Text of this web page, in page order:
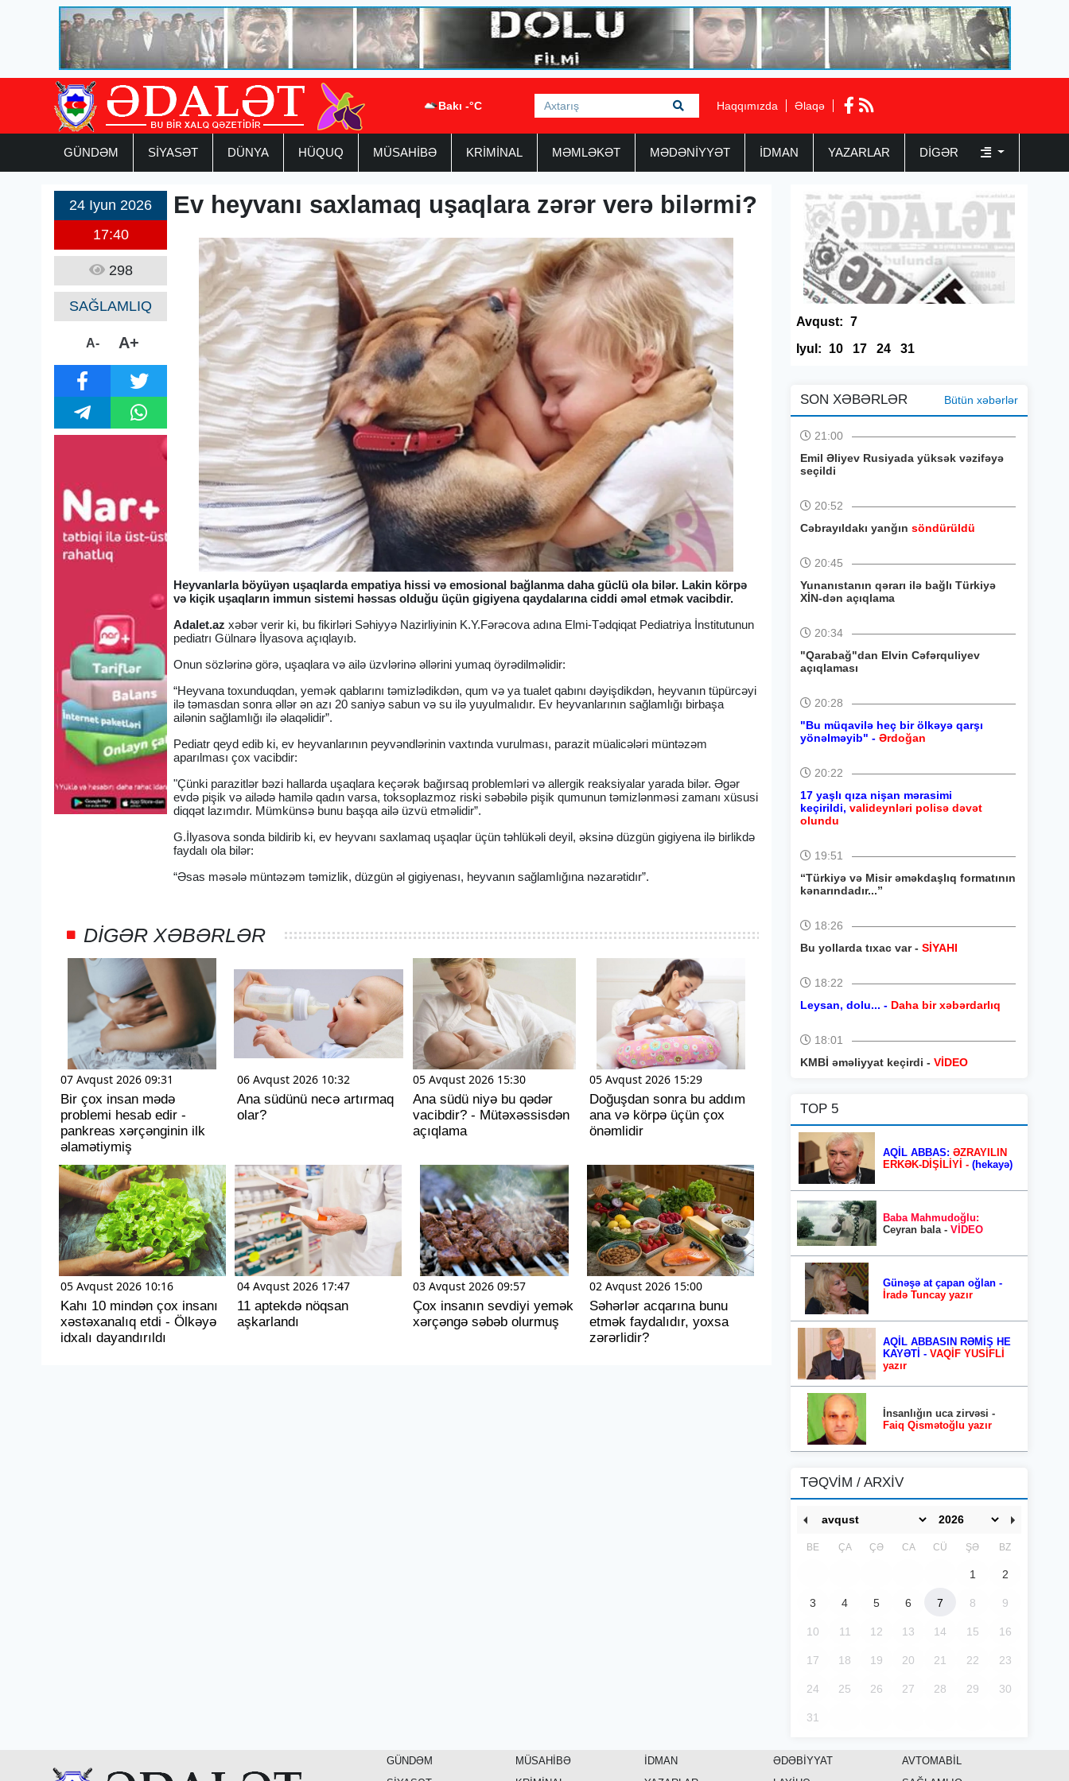
Bakı -°C Haqqımızda Əlaqə
GÜNDƏM SİYASƏT DÜNYA HÜQUQ MÜSAHİBƏ KRİMİNAL MƏMLƏKƏT MƏDƏNİYYƏT İDMAN YAZARLAR DIGƏR
24 Iyun 2026
17:40
298
SAĞLAMLIQ
A- A+
Ev heyvanı saxlamaq uşaqlara zərər verə bilərmi?
Heyvanlarla böyüyən uşaqlarda empatiya hissi və emosional bağlanma daha güclü ola bilər. Lakin körpə
və kiçik uşaqların immun sistemi həssas olduğu üçün gigiyena qaydalarına ciddi əməl etmək vacibdir.
Adalet.az xəbər verir ki, bu fikirləri Səhiyyə Nazirliyinin K.Y.Fərəcova adına Elmi-Tədqiqat Pediatriya İnstitutunun
pediatrı Gülnarə İlyasova açıqlayıb.
Onun sözlərinə görə, uşaqlara və ailə üzvlərinə əllərini yumaq öyrədilməlidir:
“Heyvana toxunduqdan, yemək qablarını təmizlədikdən, qum və ya tualet qabını dəyişdikdən, heyvanın tüpürcəyi
ilə təmasdan sonra əllər ən azı 20 saniyə sabun və su ilə yuyulmalıdır. Ev heyvanlarının sağlamlığı birbaşa
ailənin sağlamlığı ilə əlaqəlidir”.
Pediatr qeyd edib ki, ev heyvanlarının peyvəndlərinin vaxtında vurulması, parazit müalicələri müntəzəm
aparılması çox vacibdir:
"Çünki parazitlər bəzi hallarda uşaqlara keçərək bağırsaq problemləri və allergik reaksiyalar yarada bilər. Əgər
evdə pişik və ailədə hamilə qadın varsa, toksoplazmoz riski səbəbilə pişik qumunun təmizlənməsi zamanı xüsusi
diqqət lazımdır. Mümkünsə bunu başqa ailə üzvü etməlidir”.
G.İlyasova sonda bildirib ki, ev heyvanı saxlamaq uşaqlar üçün təhlükəli deyil, əksinə düzgün gigiyena ilə birlikdə
faydalı ola bilər:
“Əsas məsələ müntəzəm təmizlik, düzgün əl gigiyenası, heyvanın sağlamlığına nəzarətidır”.
DIGƏR XƏBƏRLƏR
07 Avqust 2026 09:31
Bir çox insan mədə
problemi hesab edir -
pankreas xərçənginin ilk
əlamətiymiş
06 Avqust 2026 10:32
Ana südünü necə artırmaq
olar?
05 Avqust 2026 15:30
Ana südü niyə bu qədər
vacibdir? - Mütəxəssisdən
açıqlama
05 Avqust 2026 15:29
Doğuşdan sonra bu addım
ana və körpə üçün çox
önəmlidir
05 Avqust 2026 10:16
Kahı 10 mindən çox insanı
xəstəxanalıq etdi - Ölkəyə
idxalı dayandırıldı
04 Avqust 2026 17:47
11 aptekdə nöqsan
aşkarlandı
03 Avqust 2026 09:57
Çox insanın sevdiyi yemək
xərçəngə səbəb olurmuş
02 Avqust 2026 15:00
Səhərlər acqarına bunu
etmək faydalıdır, yoxsa
zərərlidir?
Avqust: 7
Iyul:
10 17 24 31
SON XƏBƏRLƏR Bütün xəbərlər
21:00
Emil Əliyev Rusiyada yüksək vəzifəyə
seçildi
20:52
Cəbrayıldakı yanğın söndürüldü
20:45
Yunanıstanın qərarı ilə bağlı Türkiyə
XİN-dən açıqlama
20:34
"Qarabağ"dan Elvin Cəfərquliyev
açıqlaması
20:28
"Bu müqavilə heç bir ölkəyə qarşı
yönəlməyib" - Ərdoğan
20:22
17 yaşlı qıza nişan mərasimi
keçirildi, valideynləri polisə dəvət
olundu
19:51
“Türkiyə və Misir əməkdaşlıq formatının
kənarındadır...”
18:26
Bu yollarda tıxac var - SİYAHI
18:22
Leysan, dolu... - Daha bir xəbərdarlıq
18:01
KMBİ əməliyyat keçirdi - VİDEO
TOP 5
AQİL ABBAS: ƏZRAYILIN
ERKƏK-DİŞİLİYİ - (hekayə)
Baba Mahmudoğlu:
Ceyran bala - VİDEO
Günəşə at çapan oğlan -
İradə Tuncay yazır
AQİL ABBASIN RƏMİŞ HE
KAYƏTİ - VAQİF YUSİFLİ
yazır
İnsanlığın uca zirvəsi -
Faiq Qismətoğlu yazır
TƏQVİM / ARXİV
BE ÇA ÇƏ CA CÜ ŞƏ BZ
1 2
3 4 5 6 7 8 9
10 11 12 13 14 15 16
17 18 19 20 21 22 23
24 25 26 27 28 29 30
31
GÜNDƏM
MÜSAHİBƏ
İDMAN
ƏDƏBİYYAT
AVTOMABİL